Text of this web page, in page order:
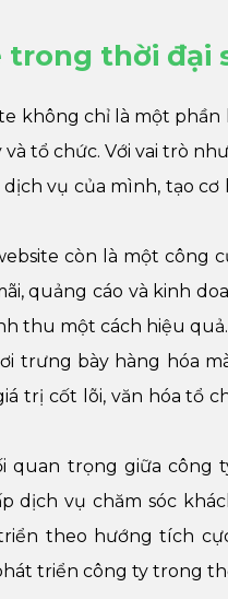
trong thời đại
không chỉ là một
tổ chức. Với vai trò
vụ của mình, tạo
còn là một công
quảng cáo và kinh
thu một cách hiệu quả.
trưng bày hàng hóa
trị cốt lõi, văn hóa tổ
quan trọng giữa
dịch vụ chăm sóc
theo hướng tích
triển công ty trong